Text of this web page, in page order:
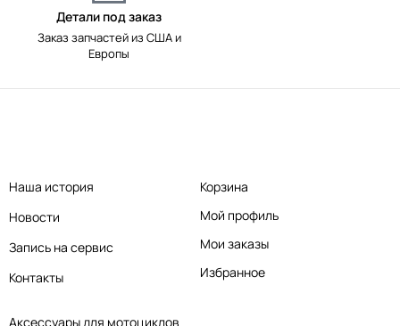
Детали под заказ
Заказ запчастей из США и
Европы
Аксессуары для мотоциклов
Наша история
Новости
Запись на сервис
Контакты
Корзина
Мой профиль
Мои заказы
Избранное